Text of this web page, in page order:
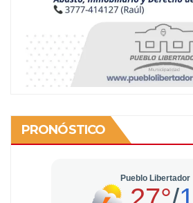
PRONÓSTICO